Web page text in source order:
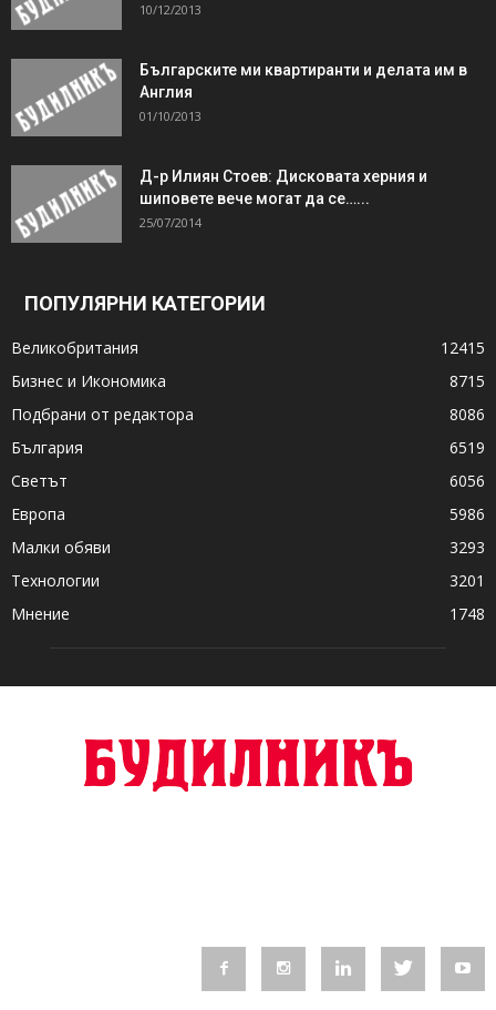
10/12/2013
Българските ми квартиранти и делата им в
Англия
01/10/2013
Д-р Илиян Стоев: Дисковата херния и
шиповете вече могат да се…...
25/07/2014
ПОПУЛЯРНИ КАТЕГОРИИ
Великобритания
12415
Бизнес и Икономика
8715
Подбрани от редактора
8086
България
6519
Светът
6056
Европа
5986
Малки обяви
3293
Технологии
3201
Мнение
1748